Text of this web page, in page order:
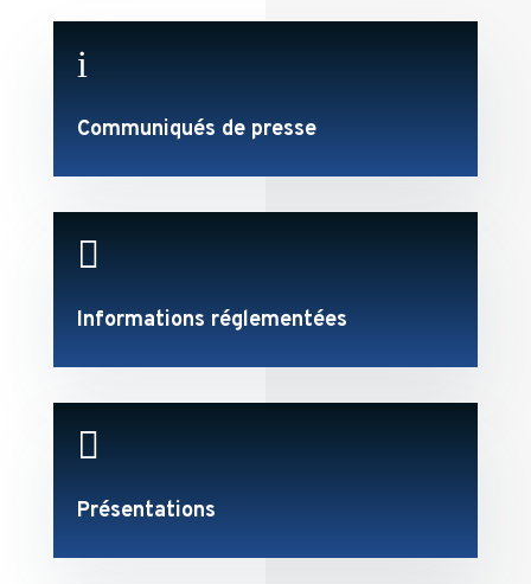
i
Communiqués de presse

Informations réglementées

Présentations